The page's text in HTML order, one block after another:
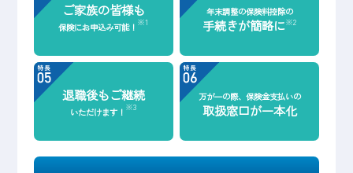
ご家族の皆様も
保険にお申込み可能！ ※1
年末調整の保険料控除の
手続きが簡略に※2
退職後もご継続
いただけます！ ※3
万が一の際、保険金支払いの
取扱窓口が一本化